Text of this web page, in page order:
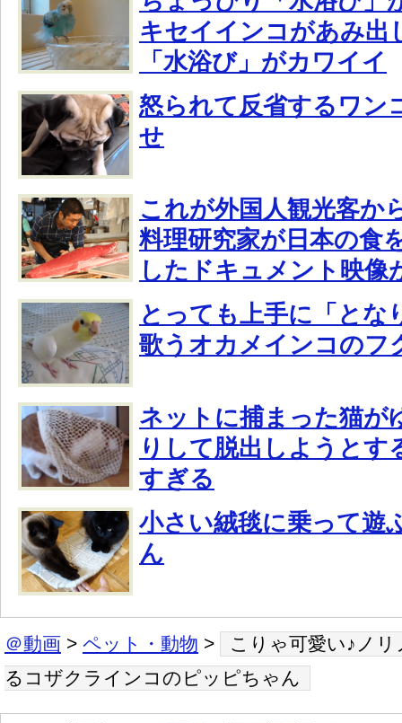
キセイインコがあみ出
「水浴び」がカワイイ
怒られて反省するワン
せ
これが外国人観光客か
料理研究家が日本の食
したドキュメント映像
とっても上手に「とな
歌うオカメインコのフ
ネットに捕まった猫が
りして脱出しようとす
すぎる
小さい絨毯に乗って遊
ん
＠動画 > ペット・動物 >
こりゃ可愛い♪ノ
るコザクラインコのピッピちゃん